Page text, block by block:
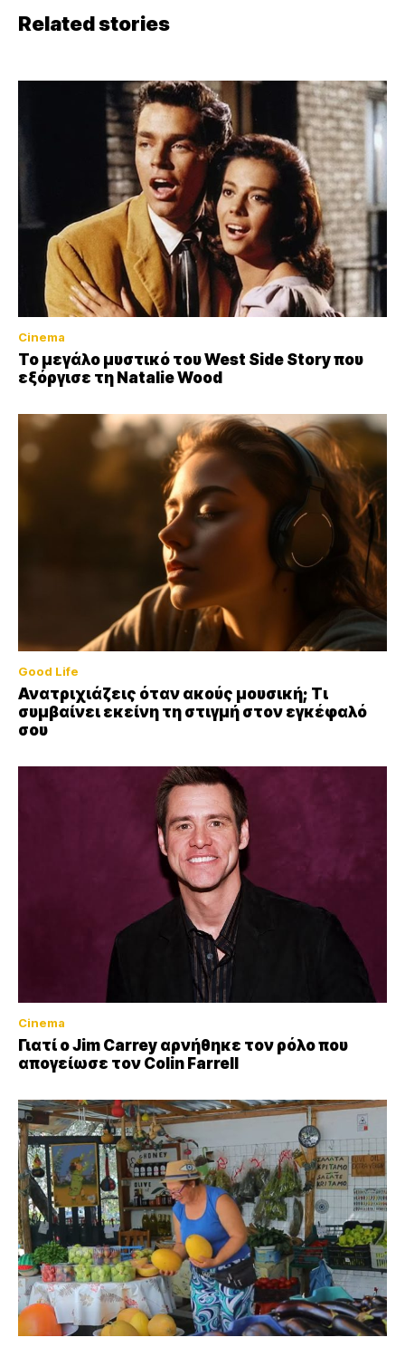
Related stories
Cinema
Το μεγάλο μυστικό του West Side Story που
εξόργισε τη Natalie Wood
Good Life
Ανατριχιάζεις όταν ακούς μουσική; Τι
συμβαίνει εκείνη τη στιγμή στον εγκέφαλό
σου
Cinema
Γιατί ο Jim Carrey αρνήθηκε τον ρόλο που
απογείωσε τον Colin Farrell